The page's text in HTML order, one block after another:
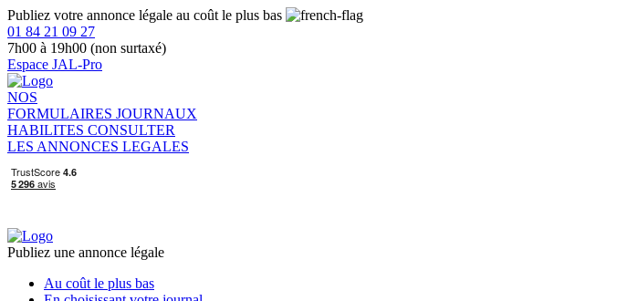
Publiez votre annonce légale au coût le plus bas
01 84 21 09 27
7h00 à 19h00 (non surtaxé)
Espace JAL-Pro
NOS
FORMULAIRES JOURNAUX
HABILITES CONSULTER
LES ANNONCES LEGALES
Publiez une annonce légale
Au coût le plus bas